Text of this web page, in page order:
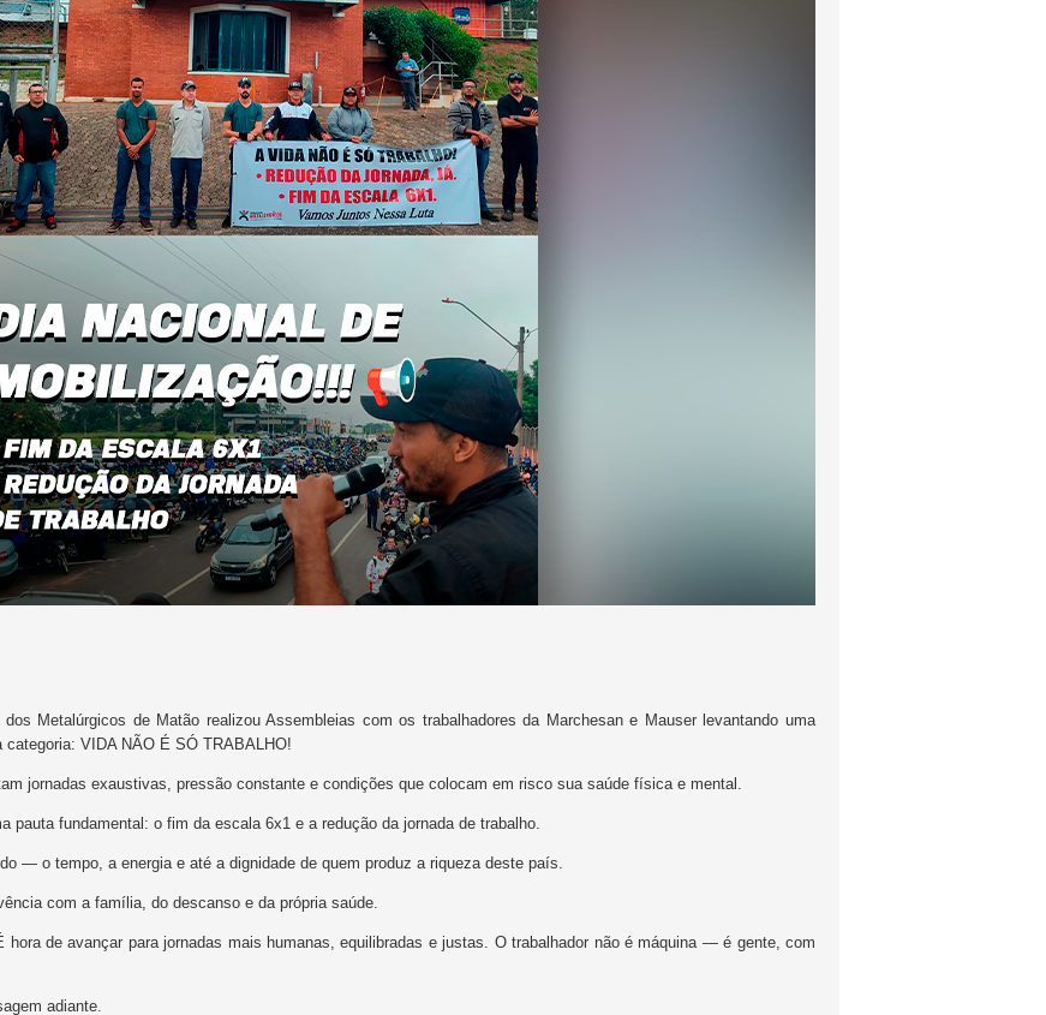
Metalúrgicos de Matão realizou Assembleias com os trabalhadores da Marchesan e Mauser levantando uma
VIDA NÃO É SÓ TRABALHO!
jornadas exaustivas, pressão constante e condições que colocam em risco sua saúde física e mental.
pauta fundamental: o fim da escala 6x1 e a redução da jornada de trabalho.
— o tempo, a energia e até a dignidade de quem produz a riqueza deste país.
com a família, do descanso e da própria saúde.
de avançar para jornadas mais humanas, equilibradas e justas. O trabalhador não é máquina — é gente, com
adiante.